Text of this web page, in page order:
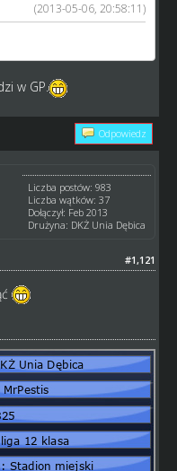
(2013-05-06, 20:58:11)
w GP.
Odpowiedz
Liczba postów: 983
Liczba wątków: 37
Dołączył: Feb 2013
Drużyna: DKŻ Unia Dębica
#1,121